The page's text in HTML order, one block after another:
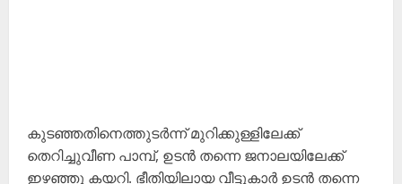
കുടഞ്ഞതിനെത്തുടർന്ന് മുറിക്കുള്ളിലേക്ക്
തെറിച്ചുവീണ പാമ്പ്, ഉടൻ തന്നെ ജനാലയിലേക്ക്
ഇഴഞ്ഞു കയറി. ഭീതിയിലായ വീട്ടുകാർ ഉടൻ തന്നെ